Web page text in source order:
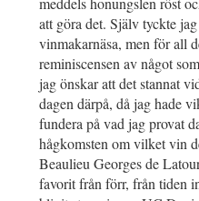
att göra det. Själv tyckte
vinmakarnäsa, men för all
reminiscensen av något
jag önskar att det stannat
dagen därpå, då jag hade
fundera på vad jag provat
hågkomsten om vilket vin
Beaulieu Georges de
favorit från förr, från tiden